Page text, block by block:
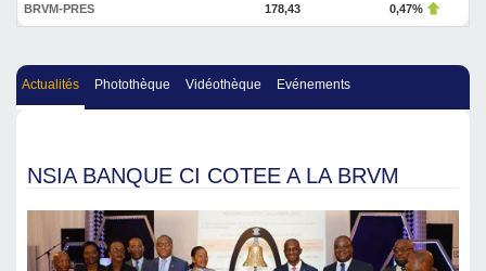
BRVM-PRES 178,43 0,47%
Actualités Photothèque Vidéothèque Evénements
NSIA BANQUE CI COTEE A LA BRVM